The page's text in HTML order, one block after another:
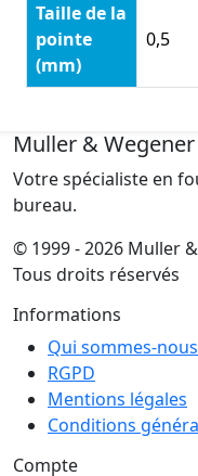
Taille de la
pointe
(mm)
0,5
Muller & Wegener
Votre spécialiste en
bureau.
© 1999 - 2026 Muller
Tous droits réservés
Informations
Qui sommes-
RGPD
Mentions légales
Conditions
Compte